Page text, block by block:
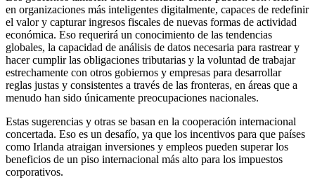
en organizaciones más inteligentes digitalmente, capaces de redefinir
el valor y capturar ingresos fiscales de nuevas formas de actividad
económica. Eso requerirá un conocimiento de las tendencias
globales, la capacidad de análisis de datos necesaria para rastrear y
hacer cumplir las obligaciones tributarias y la voluntad de trabajar
estrechamente con otros gobiernos y empresas para desarrollar
reglas justas y consistentes a través de las fronteras, en áreas que a
menudo han sido únicamente preocupaciones nacionales.
Estas sugerencias y otras se basan en la cooperación internacional
concertada. Eso es un desafío, ya que los incentivos para que países
como Irlanda atraigan inversiones y empleos pueden superar los
beneficios de un piso internacional más alto para los impuestos
corporativos.